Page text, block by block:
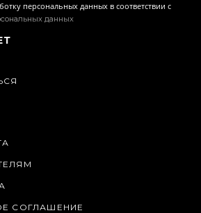
персональных данных в соответствии с
данных
СОГЛАШЕНИЕ